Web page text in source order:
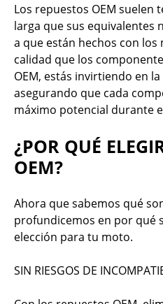
Los repuestos OEM suelen
larga que sus equivalentes
a que están hechos con
calidad que los
OEM, estás invirtiendo en
asegurando que cada
máximo potencial durante
¿POR QUÉ
OEM?
Ahora que sabemos qué
profundicemos en por qué
elección para tu moto.
SIN RIESGOS DE